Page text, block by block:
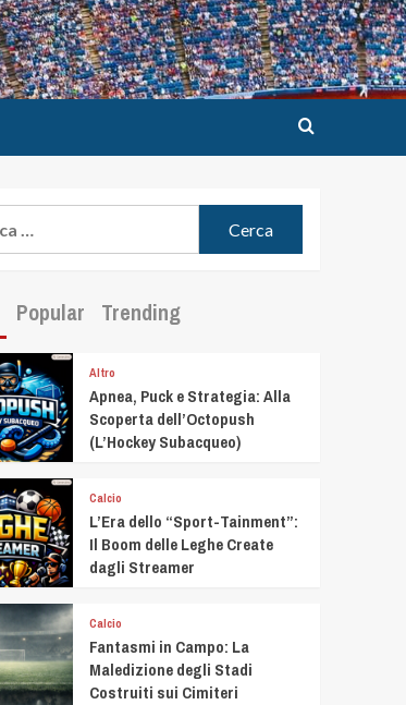
Popular Trending
Altro
Apnea, Puck e Strategia: Alla
Scoperta dell’Octopush
(L’Hockey Subacqueo)
Calcio
L’Era dello “Sport-Tainment”:
Il Boom delle Leghe Create
dagli Streamer
Calcio
Fantasmi in Campo: La
Maledizione degli Stadi
Costruiti sui Cimiteri